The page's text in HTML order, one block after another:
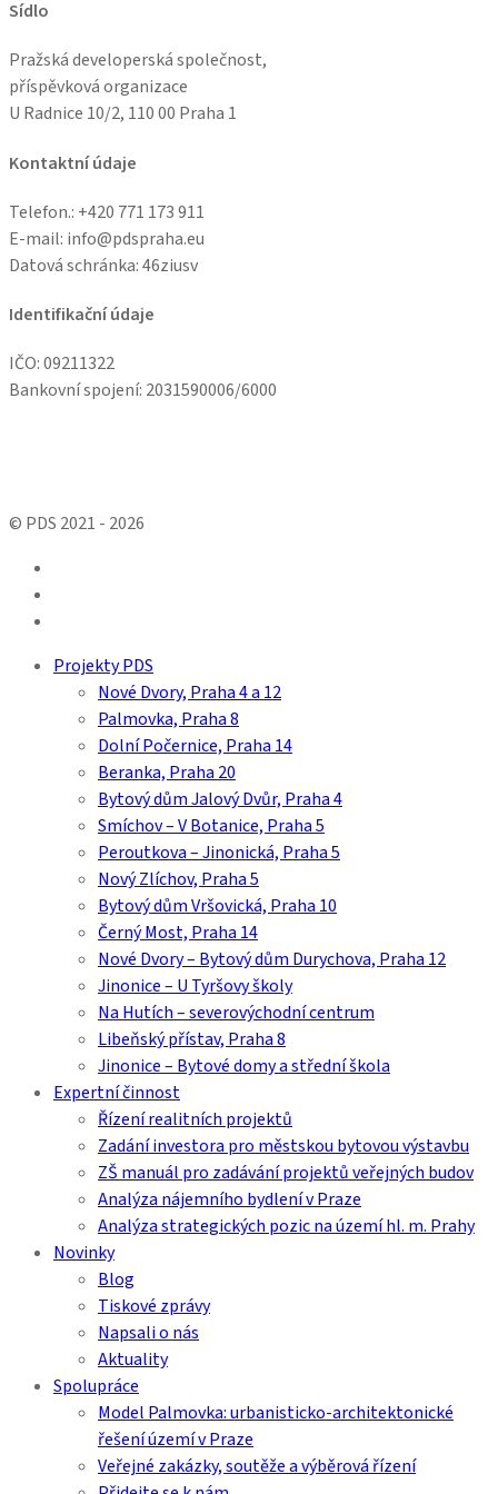
Sídlo
Pražská developerská společnost,
příspěvková organizace
U Radnice 10/2, 110 00 Praha 1
Kontaktní údaje
Telefon.: +420 771 173 911
E-mail: info@pdspraha.eu
Datová schránka:46ziusv
Identifikační údaje
IČO: 09211322
Bankovní spojení: 2031590006/6000
© PDS 2021 - 2026
Close Projekty PDS
Nové Dvory, Praha 4 a 12
Palmovka, Praha 8
Dolní Počernice, Praha 14
Beranka, Praha 20
Bytový dům Jalový Dvůr, Praha 4
Smíchov – V Botanice, Praha 5
Peroutkova – Jinonická, Praha 5
Nový Zlíchov, Praha 5
Bytový dům Vršovická, Praha 10
Černý Most, Praha 14
Nové Dvory – Bytový dům Durychova, Praha 12
Jinonice – U Tyršovy školy
Na Hutích – severovýchodní centrum
Libeňský přístav, Praha 8
Jinonice – Bytové domy a střední škola
Expertní činnost
Řízení realitních projektů
Zadání investora pro městskou bytovou výstavbu
ZŠ manuál pro zadávání projektů veřejných budov
Analýza nájemního bydlení v Praze
Analýza strategických pozic na území hl. m. Prahy
Novinky
Blog
Tiskové zprávy
Napsali o nás
Aktuality
Spolupráce
Model Palmovka: urbanisticko-architektonické
řešení území v Praze
Veřejné zakázky, soutěže a výběrová řízení